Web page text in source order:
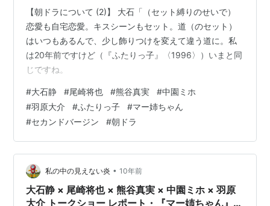
【朝ドラについて (2)】 大石「（セット縛りのせいで）
恋愛も自宅恋愛。キスシーンもセット。道（のセット）
はいつもあるんで、少し飾りつけを変えて違う道に。私
は20年前ですけど（『ふたりっ子』〈1996〉）いまと同
じですね。
#大石静 #尾崎将也 #熊谷真実 #中園ミホ
#羽原大介 #ふたりっ子 #マー姉ちゃん
#セカンドバージン #朝ドラ
私の中の見えない炎 • 10年前
大石静 × 尾崎将也 × 熊谷真実 × 中園ミホ × 羽原
大介 トークショー レポート・『マー姉ちゃん』